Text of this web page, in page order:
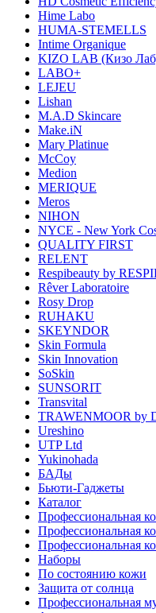
Hime Labo
HUMA-STEMELLS
Intime Organique
KIZO LAB (Кизо
LABO+
LEJEU
Lishan
M.A.D Skincare
Make.iN
Mary Platinue
McCoy
Medion
MERIQUE
Meros
NIHON
NYCE - New York
QUALITY FIRST
RELENT
Respibeauty by
Rêver Laboratoire
Rosy Drop
RUHAKU
SKEYNDOR
Skin Formula
Skin Innovation
SoSkin
SUNSORIT
Transvital
TRAWENMOOR by
Ureshino
UTP Ltd
Yukinohada
БАДы
Бьюти-Гаджеты
Каталог
Профессиональная
Профессиональная
Профессиональная
Наборы
По состоянию кожи
Защита от солнца
Профессиональная